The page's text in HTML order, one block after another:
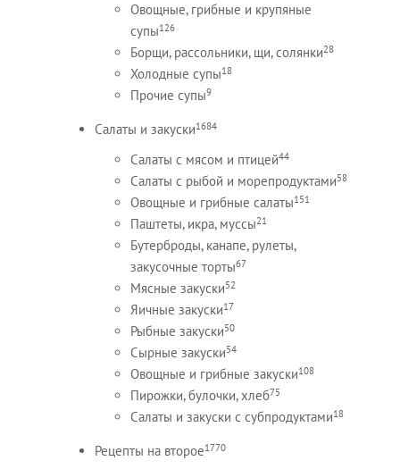
Овощные, грибные и крупяные
супы126
Борщи, рассольники, щи, солянки28
Холодные супы18
Прочие супы9
Салаты и закуски1684
Салаты с мясом и птицей44
Салаты с рыбой и морепродуктами58
Овощные и грибные салаты151
Паштеты, икра, муссы21
Бутерброды, канапе, рулеты,
закусочные торты67
Мясные закуски52
Яичные закуски17
Рыбные закуски50
Сырные закуски54
Овощные и грибные закуски108
Пирожки, булочки, хлеб75
Салаты и закуски с субпродуктами18
Рецепты на второе1770